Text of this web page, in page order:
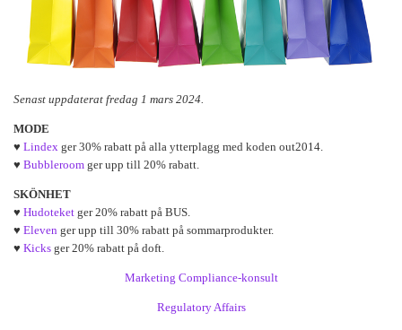
Senast uppdaterat fredag 1 mars 2024.
MODE
♥ Lindex ger 30% rabatt på alla ytterplagg med koden out2014.
♥ Bubbleroom ger upp till 20% rabatt.
SKÖNHET
♥ Hudoteket ger 20% rabatt på BUS.
♥ Eleven ger upp till 30% rabatt på sommarprodukter.
♥ Kicks ger 20% rabatt på doft.
Marketing Compliance-konsult
Regulatory Affairs